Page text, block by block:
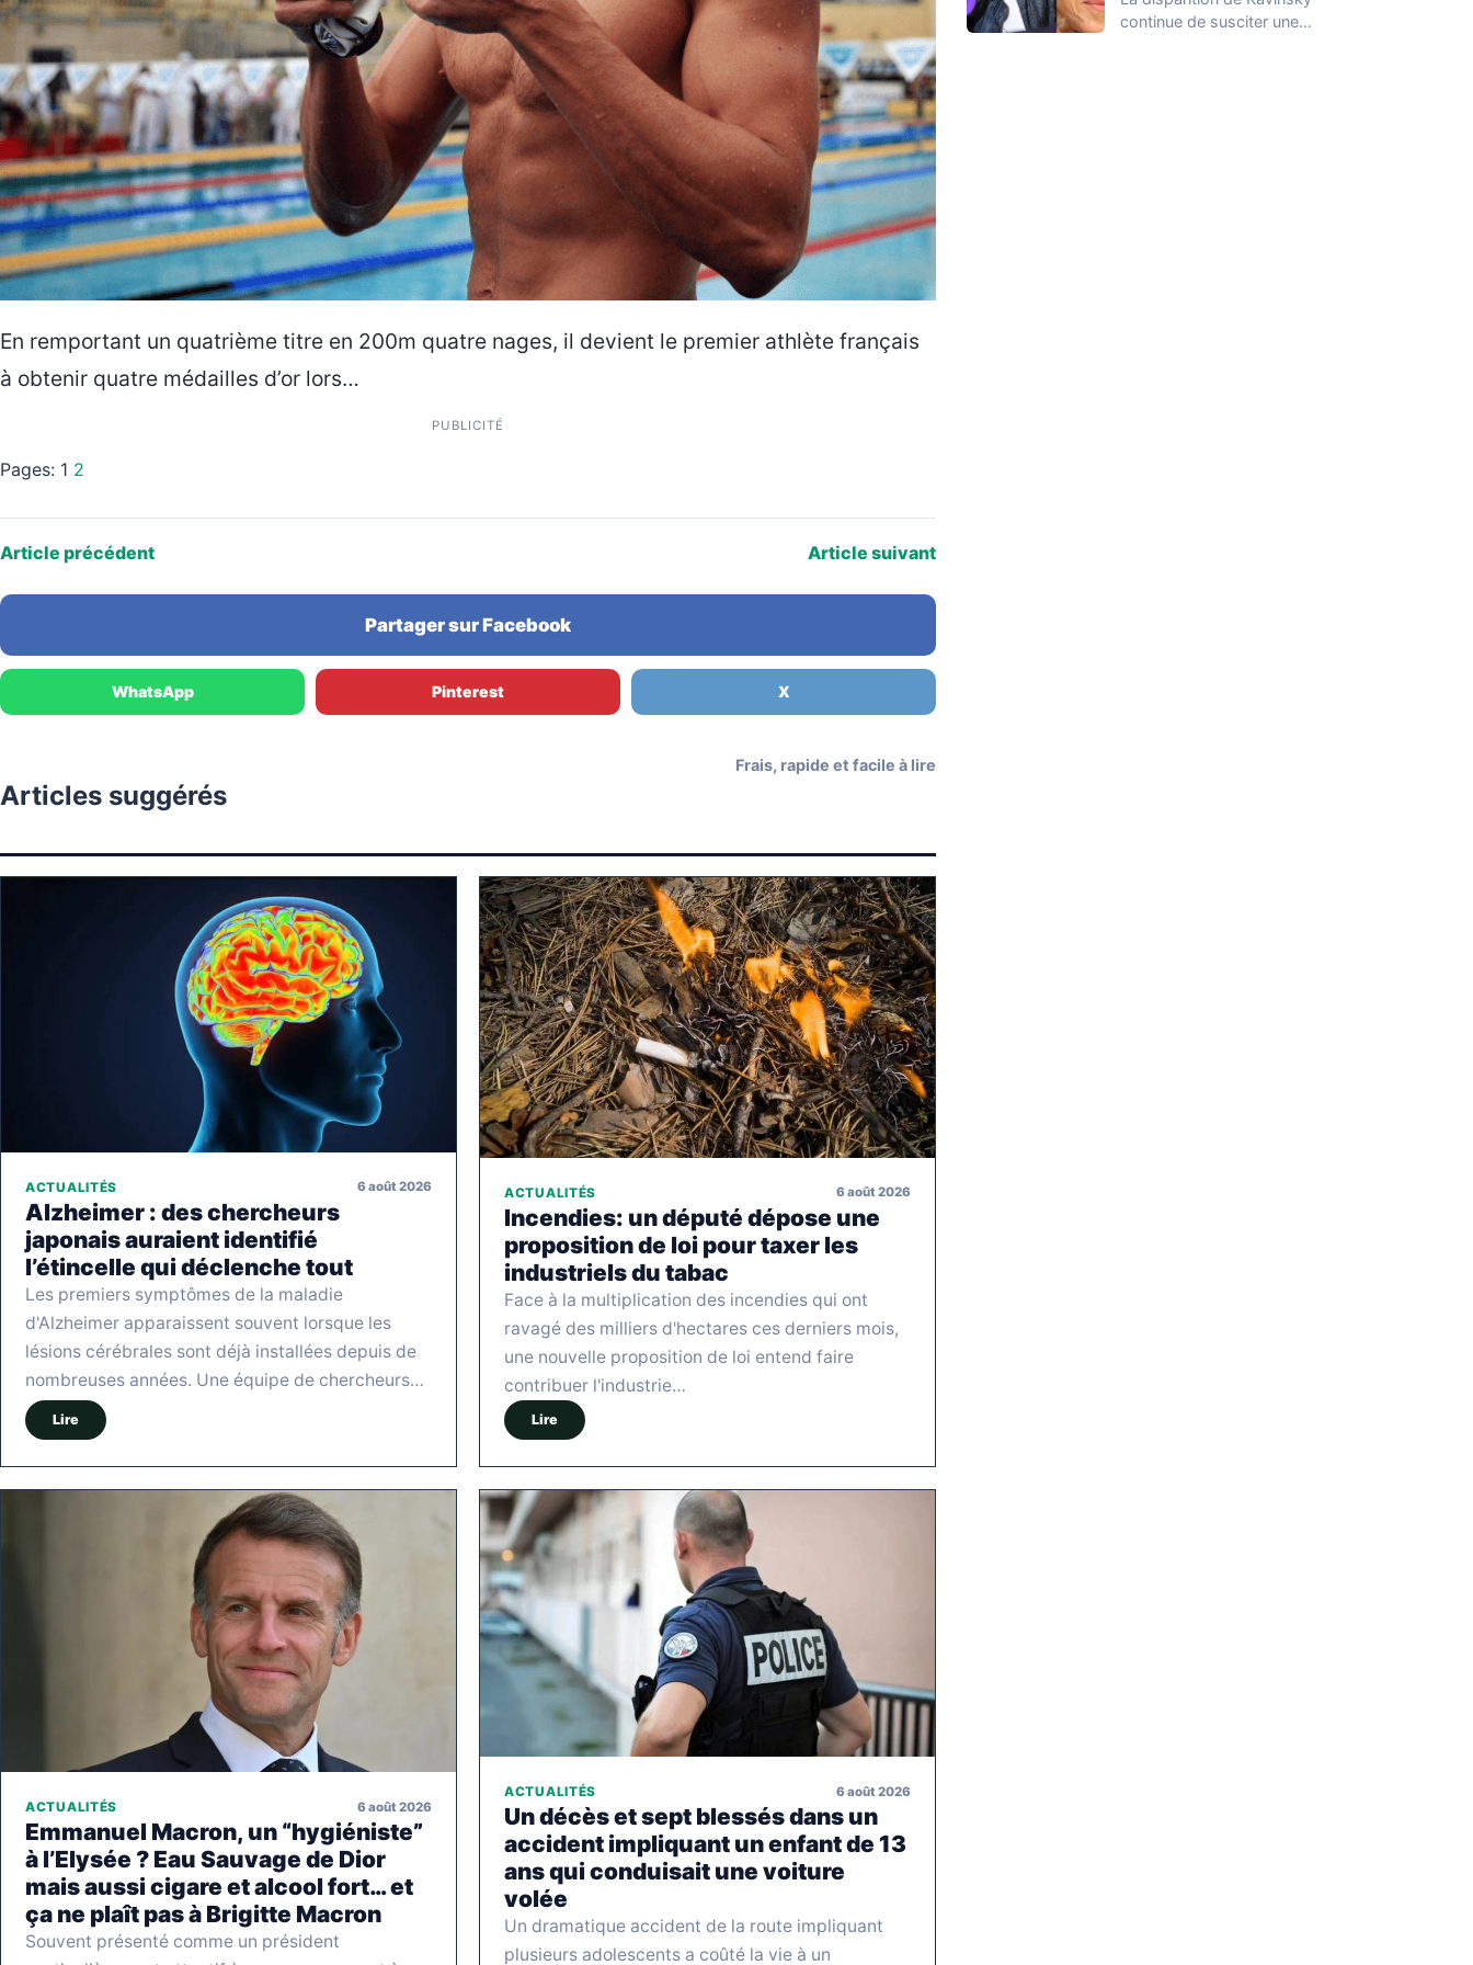
En remportant un quatrième titre en 200m quatre nages, il devient le premier athlète français
à obtenir quatre médailles d’or lors…
PUBLICITÉ
Pages: 1 2
Article précédent Article suivant
Partager sur Facebook
WhatsApp Pinterest X
Articles suggérés
Frais, rapide et facile à lire
ACTUALITÉS 6 août 2026
Alzheimer : des chercheurs
japonais auraient identifié
l’étincelle qui déclenche tout
Les premiers symptômes de la maladie
d'Alzheimer apparaissent souvent lorsque les
lésions cérébrales sont déjà installées depuis de
nombreuses années. Une équipe de chercheurs…
Lire
ACTUALITÉS 6 août 2026
Incendies: un député dépose une
proposition de loi pour taxer les
industriels du tabac
Face à la multiplication des incendies qui ont
ravagé des milliers d'hectares ces derniers mois,
une nouvelle proposition de loi entend faire
contribuer l'industrie…
Lire
ACTUALITÉS 6 août 2026
Emmanuel Macron, un “hygiéniste”
à l’Elysée ? Eau Sauvage de Dior
mais aussi cigare et alcool fort… et
ça ne plaît pas à Brigitte Macron
Souvent présenté comme un président
ACTUALITÉS 6 août 2026
Un décès et sept blessés dans un
accident impliquant un enfant de 13
ans qui conduisait une voiture
volée
Un dramatique accident de la route impliquant
plusieurs adolescents a coûté la vie à un
continue de susciter une